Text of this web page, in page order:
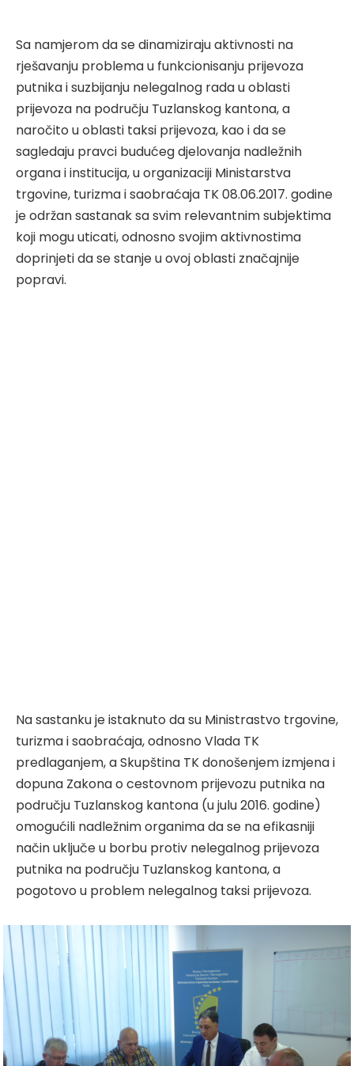
Sa namjerom da se dinamiziraju aktivnosti na
rješavanju problema u funkcionisanju prijevoza
putnika i suzbijanju nelegalnog rada u oblasti
prijevoza na području Tuzlanskog kantona, a
naročito u oblasti taksi prijevoza, kao i da se
sagledaju pravci budućeg djelovanja nadležnih
organa i institucija, u organizaciji Ministarstva
trgovine, turizma i saobraćaja TK 08.06.2017. godine
je održan sastanak sa svim relevantnim subjektima
koji mogu uticati, odnosno svojim aktivnostima
doprinjeti da se stanje u ovoj oblasti značajnije
popravi.
Na sastanku je istaknuto da su Ministrastvo trgovine,
turizma i saobraćaja, odnosno Vlada TK
predlaganjem, a Skupština TK donošenjem izmjena i
dopuna Zakona o cestovnom prijevozu putnika na
području Tuzlanskog kantona (u julu 2016. godine)
omogućili nadležnim organima da se na efikasniji
način uključe u borbu protiv nelegalnog prijevoza
putnika na području Tuzlanskog kantona, a
pogotovo u problem nelegalnog taksi prijevoza.